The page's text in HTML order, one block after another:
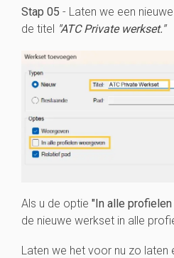
Stap 05 - Laten we een
de titel "ATC Private werkset."
Als u de optie "In alle
de nieuwe werkset in alle
Laten we het voor nu zo laten